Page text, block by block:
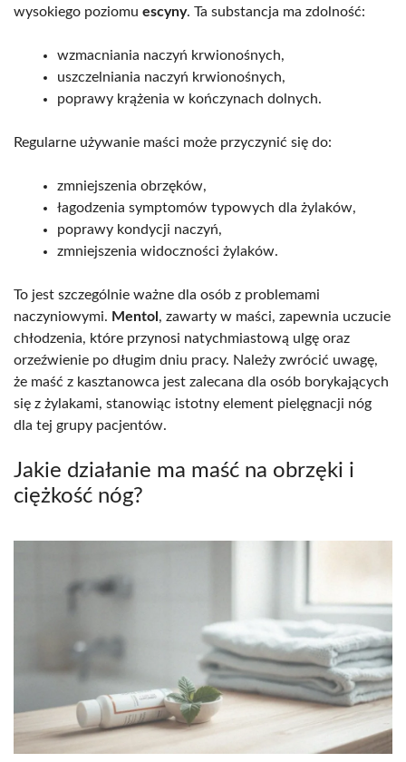
wysokiego poziomu escyny. Ta substancja ma zdolność:
wzmacniania naczyń krwionośnych,
uszczelniania naczyń krwionośnych,
poprawy krążenia w kończynach dolnych.
Regularne używanie maści może przyczynić się do:
zmniejszenia obrzęków,
łagodzenia symptomów typowych dla żylaków,
poprawy kondycji naczyń,
zmniejszenia widoczności żylaków.
To jest szczególnie ważne dla osób z problemami
naczyniowymi. Mentol, zawarty w maści, zapewnia uczucie
chłodzenia, które przynosi natychmiastową ulgę oraz
orzeźwienie po długim dniu pracy. Należy zwrócić uwagę,
że maść z kasztanowca jest zalecana dla osób borykających
się z żylakami, stanowiąc istotny element pielęgnacji nóg
dla tej grupy pacjentów.
Jakie działanie ma maść na obrzęki i
ciężkość nóg?